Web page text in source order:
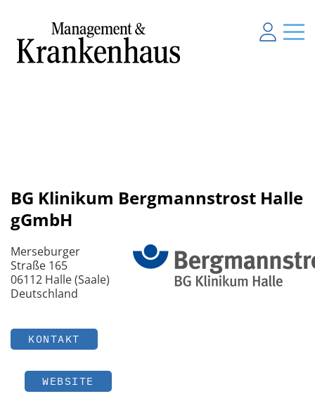
BG Klinikum Bergmannstrost Halle
gGmbH
Merseburger
Straße 165
06112 Halle (Saale)
Deutschland
KONTAKT
WEBSITE